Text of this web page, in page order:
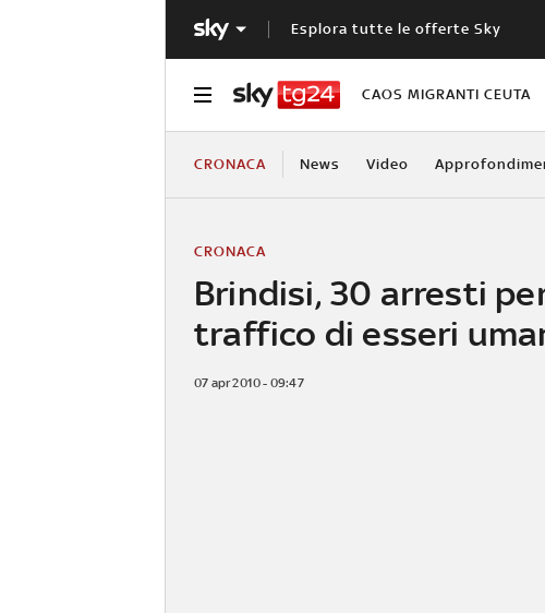
Esplora tutte le offerte Sky
CAOS MIGRANTI CEUTA
CRONACA News Video
Brindisi, 30 arresti
traffico di esseri
CRONACA
07 apr 2010 - 09:47